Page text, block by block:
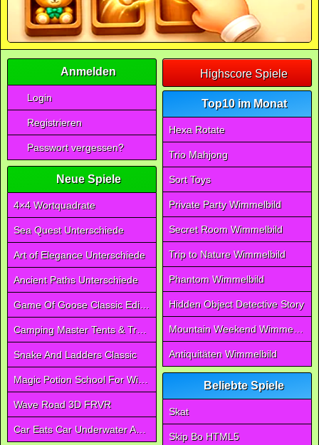
Anmelden
Login
Registrieren
Passwort vergessen?
Neue Spiele
4×4 Wortquadrate
Sea Quest Unterschiede
Art of Elegance Unterschiede
Ancient Paths Unterschiede
Game Of Goose Classic Edition
Camping Master Tents & Trees
Snake And Ladders Classic
Magic Potion School For Witch
Wave Road 3D FRVR
Car Eats Car Underwater Adventure FRVR
Highscore Spiele
Top10 im Monat
Hexa Rotate
Trio Mahjong
Sort Toys
Private Party Wimmelbild
Secret Room Wimmelbild
Trip to Nature Wimmelbild
Phantom Wimmelbild
Hidden Object Detective Story
Mountain Weekend Wimmelbild
Antiquitäten Wimmelbild
Beliebte Spiele
Skat
Skip Bo HTML5